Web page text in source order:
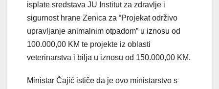
isplate sredstava JU Institut za zdravlje i
sigurnost hrane Zenica za “Projekat održivo
upravljanje animalnim otpadom” u iznosu od
100.000,00 KM te projekte iz oblasti
veterinarstva i bilja u iznosu od 150.000,00 KM.
Ministar Čajić ističe da je ovo ministarstvo s